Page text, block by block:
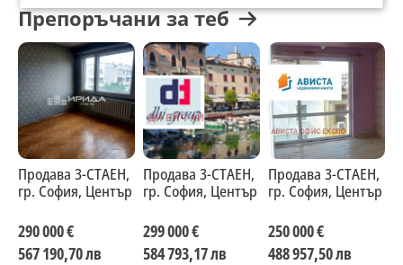
Препоръчани за теб
Продава 3-СТАЕН,
гр. София, Център
290 000 €
567 190,70 лв
Продава 3-СТАЕН,
гр. София, Център
299 000 €
584 793,17 лв
Продава 3-СТАЕН,
гр. София, Център
250 000 €
488 957,50 лв